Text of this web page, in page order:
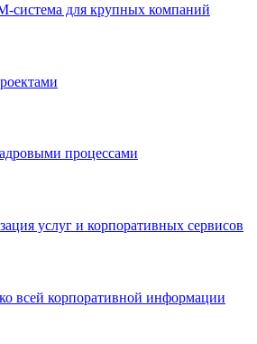
система для крупных компаний
процессами
услуг и корпоративных сервисов
всей корпоративной информации